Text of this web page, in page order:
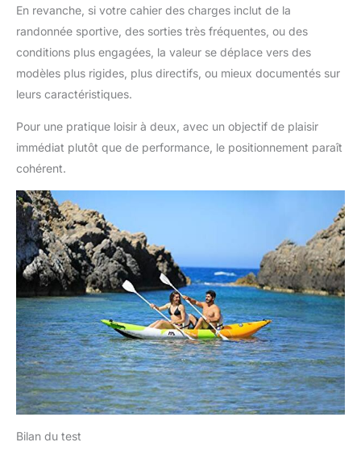
En revanche, si votre cahier des charges inclut de la
randonnée sportive, des sorties très fréquentes, ou des
conditions plus engagées, la valeur se déplace vers des
modèles plus rigides, plus directifs, ou mieux documentés sur
leurs caractéristiques.
Pour une pratique loisir à deux, avec un objectif de plaisir
immédiat plutôt que de performance, le positionnement paraît
cohérent.
Bilan du test